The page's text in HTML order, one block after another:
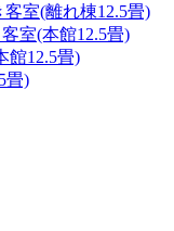
室(離れ棟12.5畳)
室(本館12.5畳)
館12.5畳)
畳)